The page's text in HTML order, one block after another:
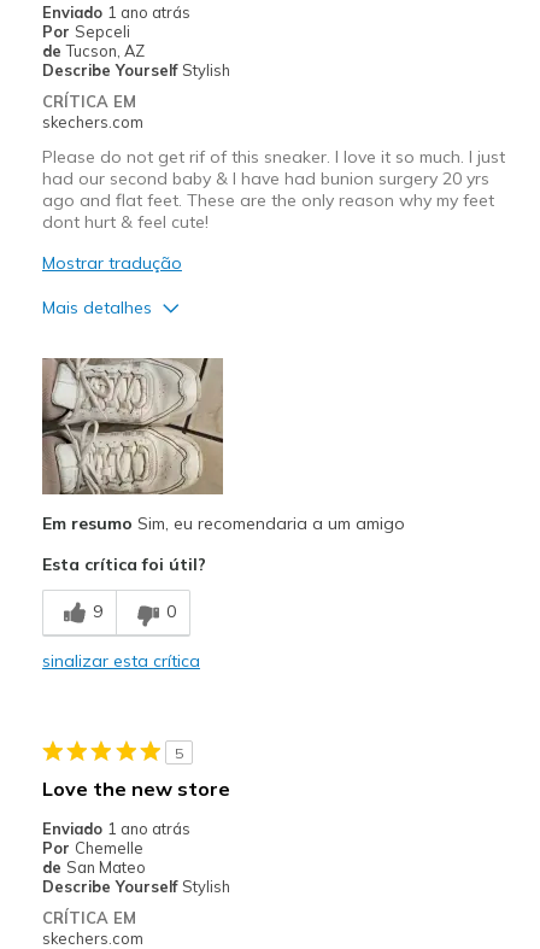
Going Out
Special Occasions
Travel
Width
Feels true to width
Sizing
Feels true to size
Enviado 1 ano atrás
Por Sepceli
de Tucson, AZ
Describe Yourself Stylish
CRÍTICA EM
skechers.com
Please do not get rif of this sneaker. I love it so much. I just
had our second baby & I have had bunion surgery 20 yrs
ago and flat feet. These are the only reason why my feet
dont hurt & feel cute!
Mostrar tradução
Mais detalhes
Attractive Design
Breathe Well
Comfortable
Durable
Stylish
Melhores utilizações
Casual Wear
Travel
Width
Feels true to width
Sizing
View On Shoes
Em resumo Sim, eu recomendaria a um amigo
Esta crítica foi útil?
9 0
sinalizar esta crítica
5
Love the new store
Enviado 1 ano atrás
Por Chemelle
de San Mateo
Describe Yourself Stylish
CRÍTICA EM
skechers.com